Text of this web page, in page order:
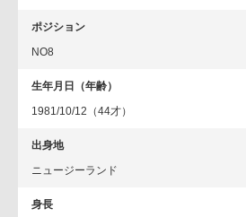
ポジション
NO8
生年月日（年齢）
1981/10/12（44才）
出身地
ニュージーランド
身長